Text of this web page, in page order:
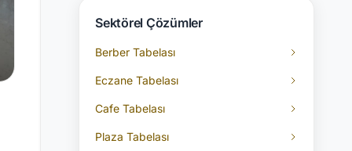
Sektörel Çözümler
Berber Tabelası
Eczane Tabelası
Cafe Tabelası
Plaza Tabelası